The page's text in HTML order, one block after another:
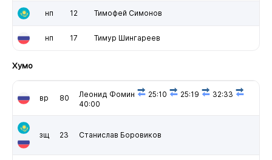
нп 12 Тимофей Симонов
нп 17 Тимур Шингареев
Хумо
вр 80 Леонид Фомин 25:10 25:19
32:33
40:00
зщ 23 Станислав Боровиков